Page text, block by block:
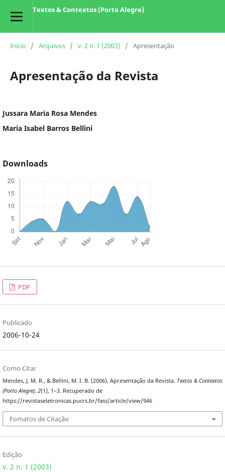
Textos & Contextos (Porto Alegre)
Início / Arquivos / v. 2 n. 1 (2003) / Apresentação
Apresentação da Revista
Jussara Maria Rosa Mendes
Maria Isabel Barros Bellini
Downloads
PDF
Publicado
2006-10-24
Como Citar
Mendes, J. M. R., & Bellini, M. I. B. (2006). Apresentação da Revista. Textos & Contextos
(Porto Alegre), 2(1), 1–3. Recuperado de
https://revistaseletronicas.pucrs.br/fass/article/view/946
Fomatos de Citação
Edição
v. 2 n. 1 (2003)